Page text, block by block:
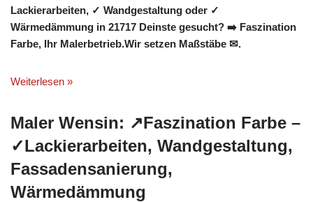
Lackierarbeiten, ✓ Wandgestaltung oder ✓
Wärmedämmung in 21717 Deinste gesucht? ➡️ Faszination
Farbe, Ihr Malerbetrieb.Wir setzen Maßstäbe ✉.
Weiterlesen »
Maler Wensin: ↗️Faszination Farbe –
✓Lackierarbeiten, Wandgestaltung,
Fassadensanierung,
Wärmedämmung